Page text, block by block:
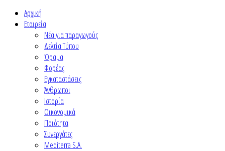
Αρχική
Εταιρεία
Νέα για παραγωγούς
Δελτία Τύπου
Όραμα
Φορέας
Εγκαταστάσεις
Άνθρωποι
Ιστορία
Οικονομικά
Ποιότητα
Συνεργάτες
Mediterra S.A.